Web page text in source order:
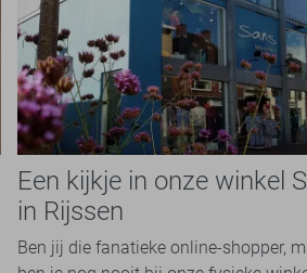
Een kijkje in onze winkel
in Rijssen
Ben jij die fanatieke online-shopper,